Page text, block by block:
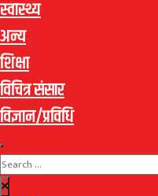
स्वास्थ्य
अन्य
शिक्षा
विचित्र संसार
विज्ञान/प्रविधि